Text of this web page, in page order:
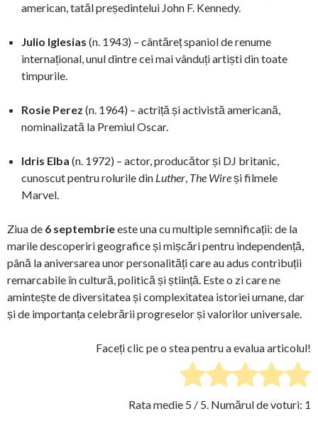
american, tatăl președintelui John F. Kennedy.
Julio Iglesias (n. 1943) – cântăreț spaniol de renume
internațional, unul dintre cei mai vânduți artiști din toate
timpurile.
Rosie Perez (n. 1964) – actriță și activistă americană,
nominalizată la Premiul Oscar.
Idris Elba (n. 1972) – actor, producător și DJ britanic,
cunoscut pentru rolurile din Luther, The Wireși filmele
Marvel.
Ziua de 6 septembrieeste una cu multiple semnificații: de la
marile descoperiri geografice și mișcări pentru independență,
până la aniversarea unor personalități care au adus contribuții
remarcabile în cultură, politică și știință. Este o zi care ne
amintește de diversitatea și complexitatea istoriei umane, dar
și de importanța celebrării progreselor și valorilor universale.
Faceți clic pe o stea pentru a evalua articolul!
Rata medie 5 / 5. Numărul de voturi: 1